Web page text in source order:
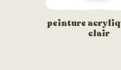
peinture
clair